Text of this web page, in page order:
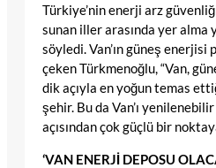
Türkiye’nin enerji arz
sunan iller arasında yer alma
söyledi. Van’ın güneş
çeken Türkmenoğlu, “Van,
dik açıyla en yoğun temas
şehir. Bu da Van’ı
açısından çok güçlü bir
‘VAN ENERJİ DEPOSU